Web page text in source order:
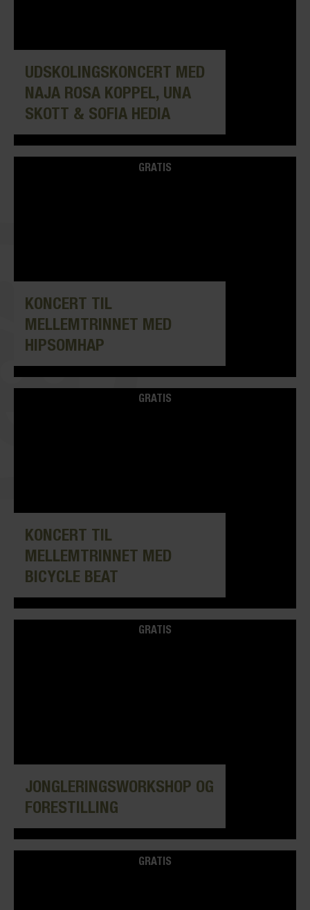
UDSKOLINGSKONCERT MED
NAJA ROSA KOPPEL, UNA
SKOTT & SOFIA HEDIA
GRATIS
KONCERT TIL
MELLEMTRINNET MED
HIPSOMHAP
GRATIS
KONCERT TIL
MELLEMTRINNET MED
BICYCLE BEAT
GRATIS
JONGLERINGSWORKSHOP OG
FORESTILLING
GRATIS